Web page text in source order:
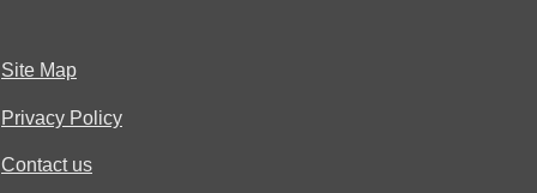
Site Map
Privacy Policy
Contact us